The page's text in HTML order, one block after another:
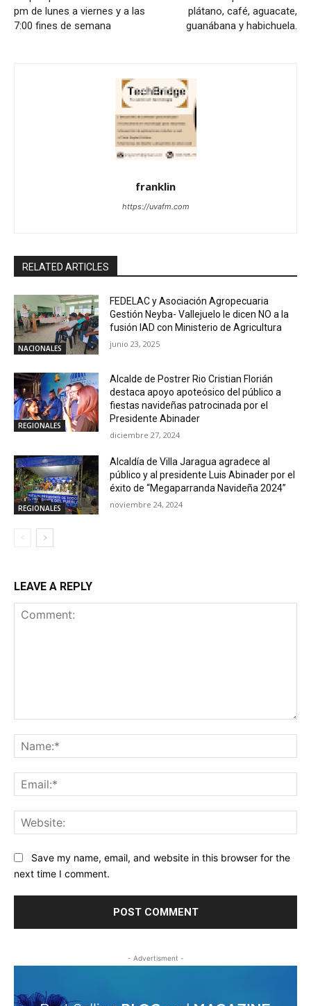
pm de lunes a viernes y a las
7:00 fines de semana
plátano, café, aguacate,
guanábana y habichuela.
franklin
https://uvafm.com
RELATED ARTICLES
NACIONALES
FEDELAC y Asociación Agropecuaria
Gestión Neyba- Vallejuelo le dicen NO a la
fusión IAD con Ministerio de Agricultura
junio 23, 2025
REGIONALES
Alcalde de Postrer Rio Cristian Florián
destaca apoyo apoteósico del público a
fiestas navideñas patrocinada por el
Presidente Abinader
diciembre 27, 2024
REGIONALES
Alcaldía de Villa Jaragua agradece al
público y al presidente Luis Abinader por el
éxito de “Megaparranda Navideña 2024”
noviembre 24, 2024
LEAVE A REPLY
Save my name, email, and website in this browser for the
next time I comment.
- Advertisment -